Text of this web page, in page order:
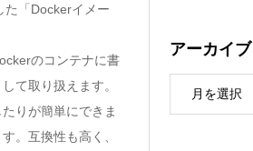
た「Dockerイメー
のコンテナに書
て取り扱えます。
りが簡単にできま
。互換性も高く、
アーカイブ